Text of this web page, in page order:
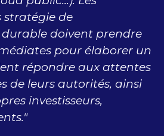
stratégie de
doivent prendre
pour élaborer un
répondre aux attentes
de leurs autorités, ainsi
investisseurs,